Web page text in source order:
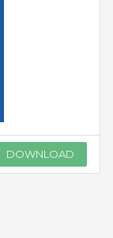
DOWNLOAD